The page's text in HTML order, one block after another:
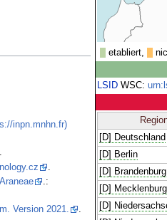
etabliert,
LSIDWSC:
[D] Deutschland
[D] Berlin
[D] Brandenburg
[D]
[D]
inpn.mnhn.fr)
.:
Version 2021. .